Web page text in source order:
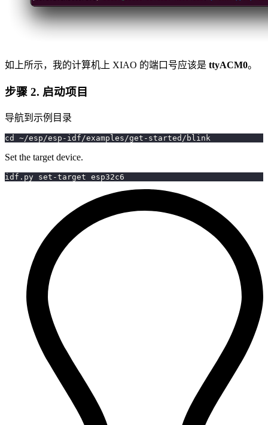
如上所示，我的计算机上 XIAO 的端口号应该是 ttyACM0。
步骤 2. 启动项目
导航到示例目录
cd ~/esp/esp-idf/examples/get-started/blink
Set the target device.
idf.py set-target esp32c6